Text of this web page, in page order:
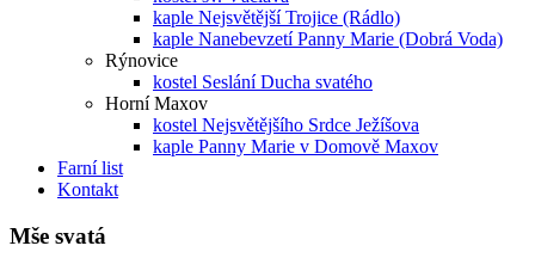
kaple Nejsvětější Trojice (Rádlo)
kaple Nanebevzetí Panny Marie (Dobrá Voda)
Rýnovice
kostel Seslání Ducha svatého
Horní Maxov
kostel Nejsvětějšího Srdce Ježíšova
kaple Panny Marie v Domově Maxov
Farní list
Kontakt
Mše svatá